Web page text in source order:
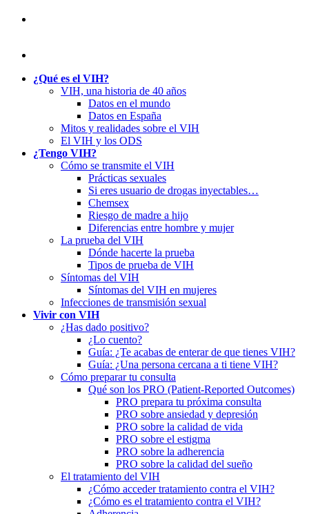
¿Qué es el VIH?
VIH, una historia de 40 años
Datos en el mundo
Datos en España
Mitos y realidades sobre el VIH
El VIH y los ODS
¿Tengo VIH?
Cómo se transmite el VIH
Prácticas sexuales
Si eres usuario de drogas inyectables…
Chemsex
Riesgo de madre a hijo
Diferencias entre hombre y mujer
La prueba del VIH
Dónde hacerte la prueba
Tipos de prueba de VIH
Síntomas del VIH
Síntomas del VIH en mujeres
Infecciones de transmisión sexual
Vivir con VIH
¿Has dado positivo?
¿Lo cuento?
Guía: ¿Te acabas de enterar de que tienes VIH?
Guía: ¿Una persona cercana a ti tiene VIH?
Cómo preparar tu consulta
Qué son los PRO (Patient-Reported Outcomes)
PRO prepara tu próxima consulta
PRO sobre ansiedad y depresión
PRO sobre la calidad de vida
PRO sobre el estigma
PRO sobre la adherencia
PRO sobre la calidad del sueño
El tratamiento del VIH
¿Cómo acceder tratamiento contra el VIH?
¿Cómo es el tratamiento contra el VIH?